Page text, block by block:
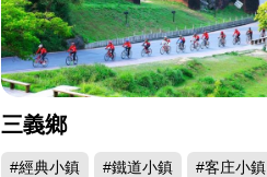
三義鄉
#經典小鎮 #鐵道小鎮 #客庄小鎮